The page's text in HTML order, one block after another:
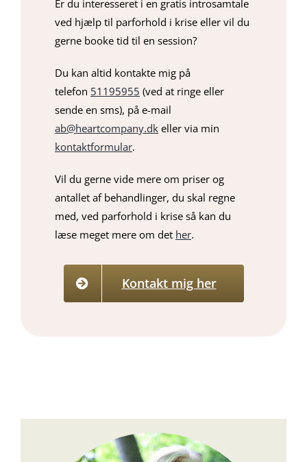
Er du interesseret i en gratis introsamtale
ved hjælp til parforhold i krise eller vil du
gerne booke tid til en session?
Du kan altid kontakte mig på
telefon 51195955 (ved at ringe eller
sende en sms), på e-mail
ab@heartcompany.dkeller via min
kontaktformular.
Vil du gerne vide mere om priser og
antallet af behandlinger, du skal regne
med, ved parforhold i krise så kan du
læse meget mere om det her.
Kontakt mig her